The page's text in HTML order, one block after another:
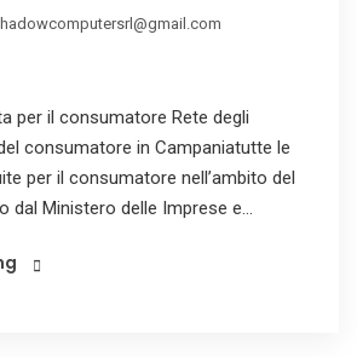
per il consumatore Rete degli
consumatore in Campaniatutte le
per il consumatore nell’ambito del
dal Ministero delle Imprese e...